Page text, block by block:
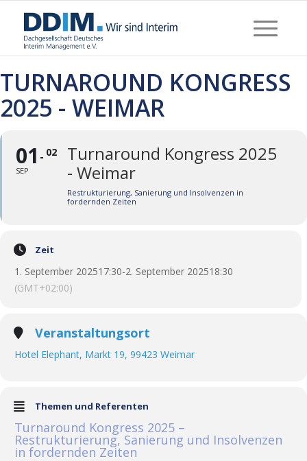
TURNAROUND KONGRESS
2025 - WEIMAR
01
SEP
02
Turnaround Kongress 2025
- Weimar
Restrukturierung, Sanierung und Insolvenzen in
fordernden Zeiten
Zeit
1. September 202517:30-2. September 202518:30
(GMT+02:00)
Veranstaltungsort
Hotel Elephant, Markt 19, 99423 Weimar
Themen und Referenten
Turnaround Kongress 2025 –
Restrukturierung, Sanierung und Insolvenzen
in fordernden Zeiten